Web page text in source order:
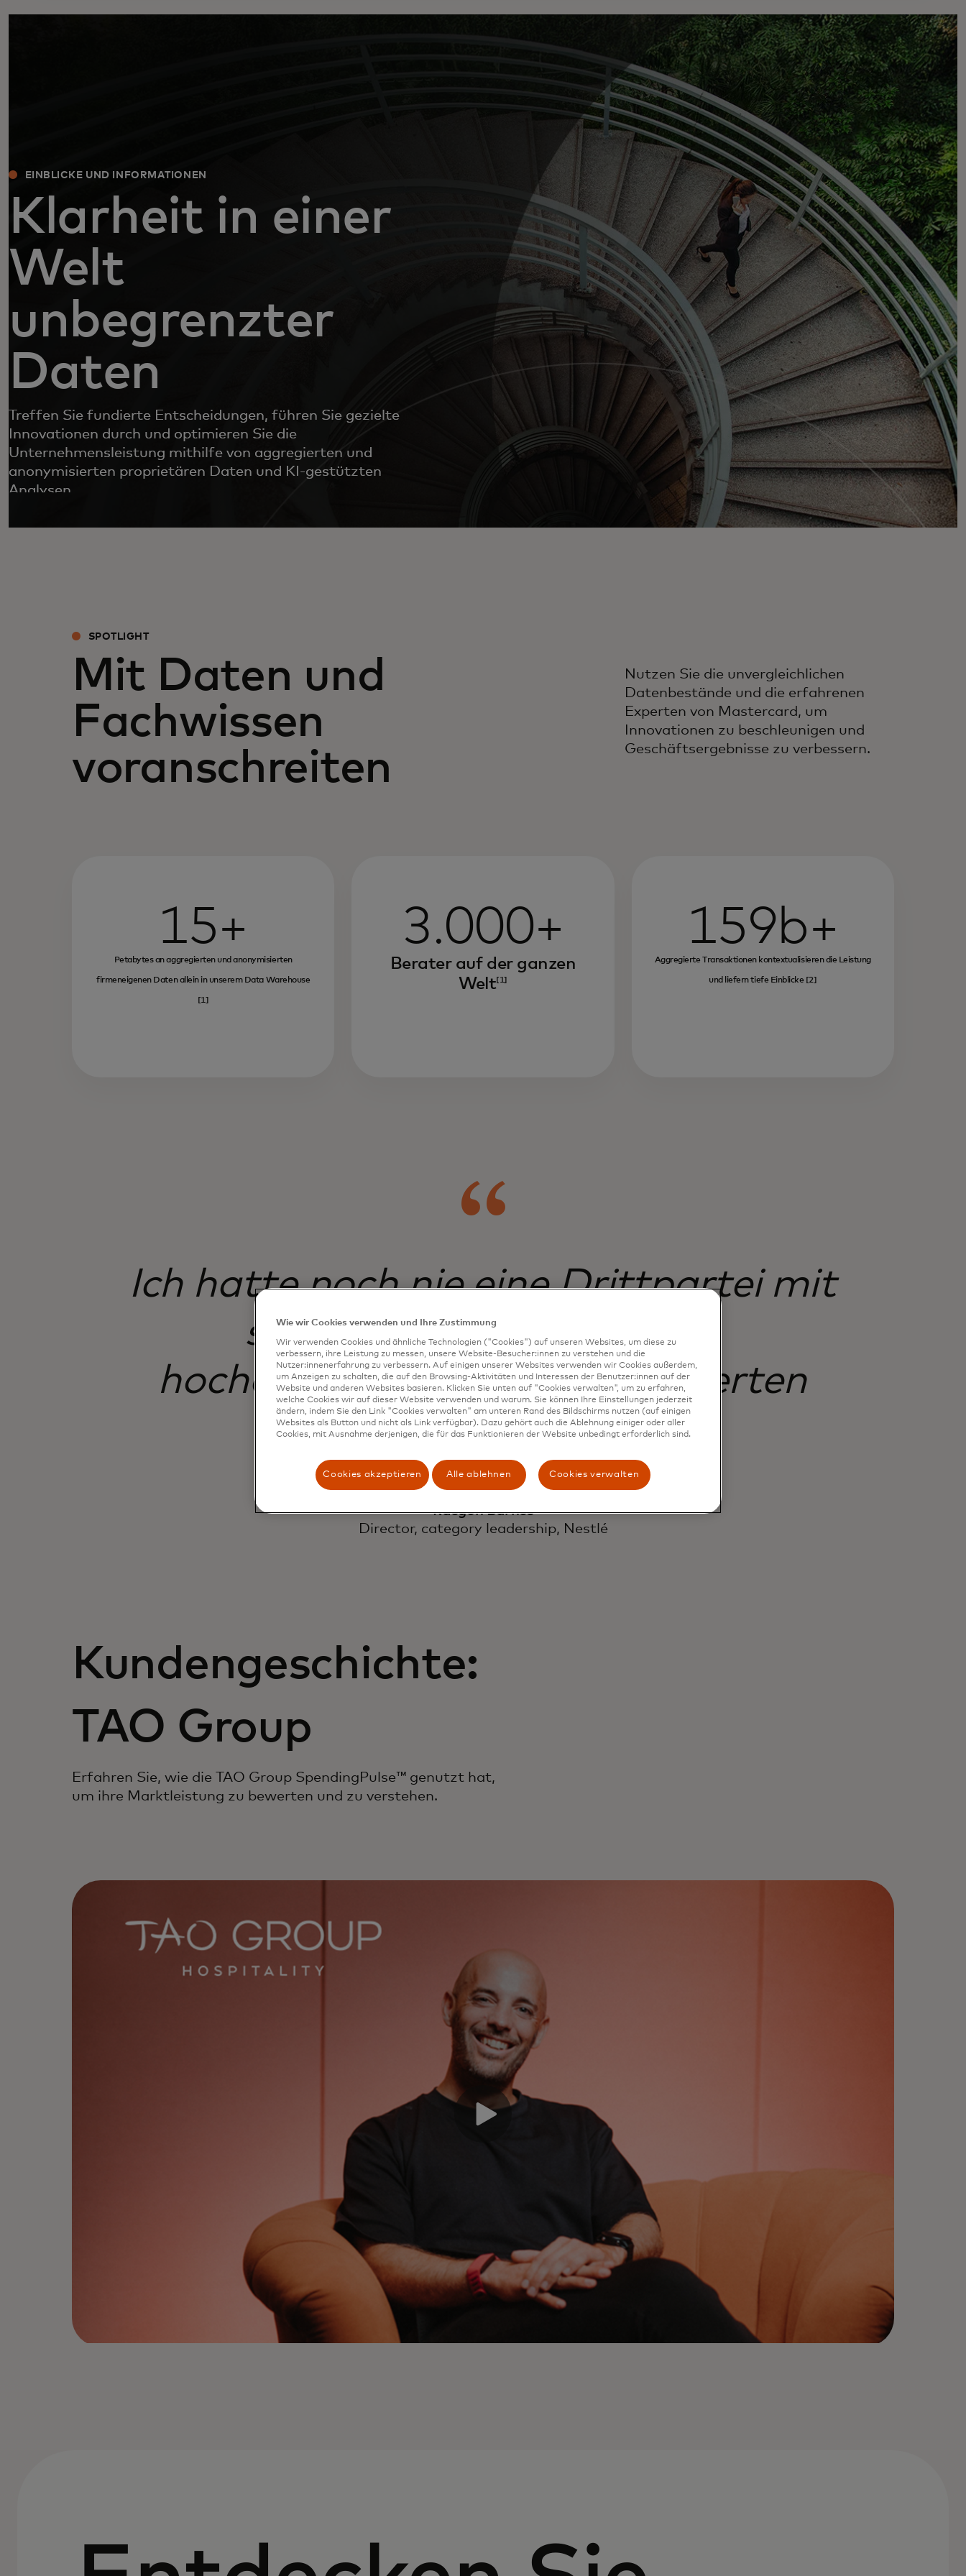
EINBLICKE UND INFORMATIONEN
Klarheit in einer
Welt
unbegrenzter
Daten
Treffen Sie fundierte Entscheidungen, führen Sie gezielte
Innovationen durch und optimieren Sie die
Unternehmensleistung mithilfe von aggregierten und
anonymisierten proprietären Daten und KI-gestützten
Analysen.
SPOTLIGHT
Mit Daten und
Fachwissen
voranschreiten
Nutzen Sie die unvergleichlichen
Datenbestände und die erfahrenen
Experten von Mastercard, um
Innovationen zu beschleunigen und
Geschäftsergebnisse zu verbessern.
15+
Petabytes an aggregierten und anonymisierten
firmeneigenen Daten allein in unserem Data Warehouse
[1]
3.000+
Berater auf der ganzen
Welt[1]
159b+
Aggregierte Transaktionen kontextualisieren die Leistung
und liefern tiefe Einblicke [2]
Ich hatte noch nie eine Drittpartei mit
so fähigen, kompetenten,
hochqualifizierten und talentierten
Personen.
Raegon Barnes
Director, category leadership, Nestlé
Kundengeschichte:
TAO Group
Erfahren Sie, wie die TAO Group SpendingPulse™ genutzt hat,
um ihre Marktleistung zu bewerten und zu verstehen.
Wie wir Cookies verwenden und Ihre Zustimmung
Wir verwenden Cookies und ähnliche Technologien ("Cookies") auf unseren Websites, um diese zu
verbessern, ihre Leistung zu messen, unsere Website-Besucher:innen zu verstehen und die
Nutzer:innenerfahrung zu verbessern. Auf einigen unserer Websites verwenden wir Cookies außerdem,
um Anzeigen zu schalten, die auf den Browsing-Aktivitäten und Interessen der Benutzer:innen auf der
Website und anderen Websites basieren. Klicken Sie unten auf "Cookies verwalten", um zu erfahren,
welche Cookies wir auf dieser Website verwenden und warum. Sie können Ihre Einstellungen jederzeit
ändern, indem Sie den Link "Cookies verwalten" am unteren Rand des Bildschirms nutzen (auf einigen
Websites als Button und nicht als Link verfügbar). Dazu gehört auch die Ablehnung einiger oder aller
Cookies, mit Ausnahme derjenigen, die für das Funktionieren der Website unbedingt erforderlich sind.
Cookies akzeptieren Alle ablehnen Cookies verwalten